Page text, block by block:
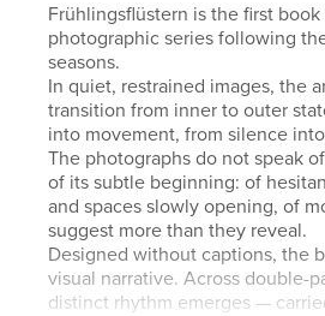
Frühlingsflüstern is the first
photographic series following
seasons.
In quiet, restrained images, the
transition from inner to outer
into movement, from silence
The photographs do not speak
of its subtle beginning: of
and spaces slowly opening, of
suggest more than they reveal.
Designed without captions, the
visual narrative. Across double-
distinct rhythm emerges —